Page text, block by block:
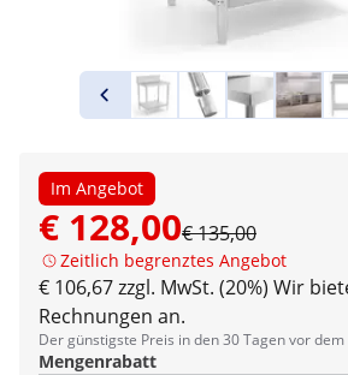
Im Angebot
€ 128,00€ 135,00
Zeitlich begrenztes Angebot
€ 106,67 zzgl. MwSt. (20%) Wir
Rechnungen an.
Der günstigste Preis in den 30 Tagen vor
Mengenrabatt